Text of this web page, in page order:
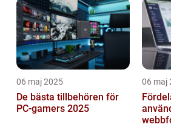
06 maj 2025
De bästa tillbehören för
PC-gamers 2025
06 maj